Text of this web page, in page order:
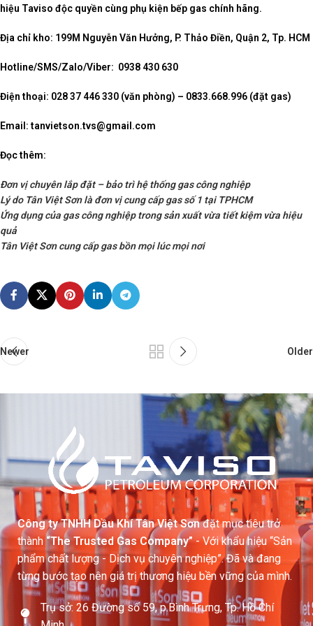
hiệu Taviso độc quyền cùng phụ kiện bếp gas chính hãng.
Địa chỉ kho: 199M Nguyễn Văn Hưởng, P. Thảo Điền, Quận 2, Tp. HCM
Hotline/SMS/Zalo/Viber: 0938 430 630
Điện thoại: 028 37 446 330 (văn phòng) – 0833.668.996 (đặt gas)
Email: tanvietson.tvs@gmail.com
Đọc thêm:
Đơn vị chuyên lắp đặt – bảo trì hệ thống gas công nghiệp
Lý do Tân Việt Sơn là đơn vị cung cấp gas số 1 tại TPHCM
Ứng dụng của gas công nghiệp trong sản xuất vừa tiết kiệm vừa hiệu
quả
Tân Việt Sơn cung cấp gas bồn mọi lúc mọi nơi
Newer Older
Công ty TNHH Dầu Khí Tân Việt Sơnđặt mục tiêu trở
thành “The Trusted Gas Company”- Với khẩu hiệu “Sản
phẩm chất lượng - Dịch vụ chuyên nghiệp”. Đã và đang
từng bước tạo nên giá trị thương hiệu bền vững của mình.
Trụ sở: 26 Đường số 59, p.Bình Trưng, Tp. Hồ Chí